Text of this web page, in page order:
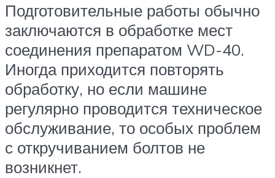
Подготовительные работы обычно
заключаются в обработке мест
соединения препаратом WD-40.
Иногда приходится повторять
обработку, но если машине
регулярно проводится техническое
обслуживание, то особых проблем
с откручиванием болтов не
возникнет.